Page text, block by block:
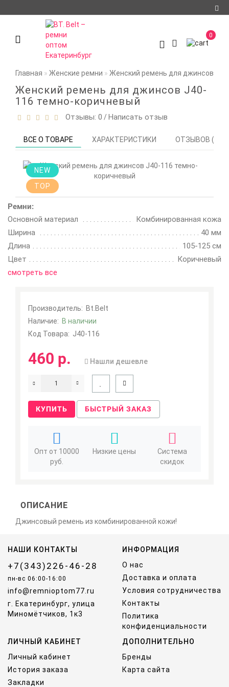
Авторизация
Доставка и оплата
Условия
сотрудничества
Политика
Контакты
0
0
Главная Женские ремни Женский ремень для джинсов
Женский ремень для джинсов J40-
116 темно-коричневый
Отзывы: 0 /Написать отзыв
ВСЕ О ТОВАРЕ ХАРАКТЕРИСТИКИ ОТЗЫВОВ (0)
NEW
TOP
Ремни:
Основной материал
Комбинированная кожа
Ширина
40 мм
Длина
105-125 см
Цвет
Коричневый
смотреть все
Производитель: Bt.Belt
Наличие: В наличии
Код Товара: J40-116
460 р. Нашли дешевле
КУПИТЬ БЫСТРЫЙ ЗАКАЗ
Опт от 10000
руб.
Низкие цены
Система
скидок
ОПИСАНИЕ
Джинсовый ремень из комбинированной кожи!
НАШИ КОНТАКТЫ
+7(343)226-46-28
пн-вс 06:00-16:00
info@remnioptom77.ru
г. Екатеринбург, улица
Миномётчиков, 1к3
ИНФОРМАЦИЯ
О нас
Доставка и оплата
Условия сотрудничества
Контакты
Политика
конфиденциальности
ЛИЧНЫЙ КАБИНЕТ
Личный кабинет
История заказа
Закладки
ДОПОЛНИТЕЛЬНО
Бренды
Карта сайта